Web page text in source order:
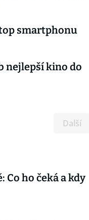
smartphonu
nejlepší kino do
Další
Co ho čeká a kdy